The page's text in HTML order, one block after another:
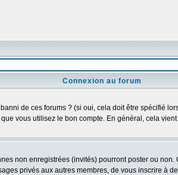
Connexion au forum
de ces forums ? (si oui, cela doit être spécifié
vous utilisez le bon compte. En général, cela
non enregistrées (invités) pourront poster ou
privés aux autres membres, de vous inscrire à